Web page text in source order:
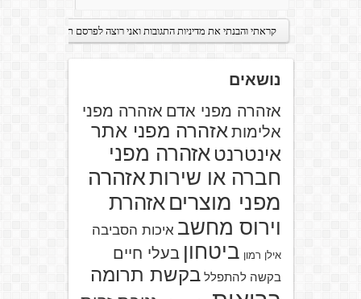
נושאים
אזהרה מפני אדם אזהרה מפני
אלימות אזהרה מפני אתר
אינטרנט אזהרה מפני
חברה או שירותאזהרה
מפני מוצרים אזהרת
וירוס מחשב איכות הסביבה
אילן רמון ביטחון בעלי חיים
בקשה להתפלל בקשת תרומה